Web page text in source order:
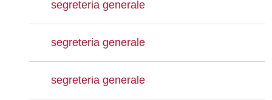
segreteria generale
segreteria generale
segreteria generale